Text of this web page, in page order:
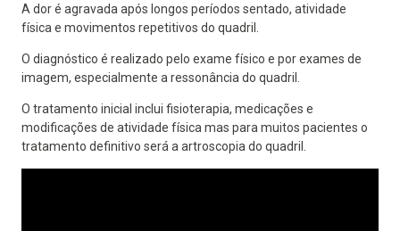
A dor é agravada após longos períodos sentado, atividade
física e movimentos repetitivos do quadril.
O diagnóstico é realizado pelo exame físico e por exames de
imagem, especialmente a ressonância do quadril.
O tratamento inicial inclui fisioterapia, medicações e
modificações de atividade física mas para muitos pacientes o
tratamento definitivo será a artroscopia do quadril.